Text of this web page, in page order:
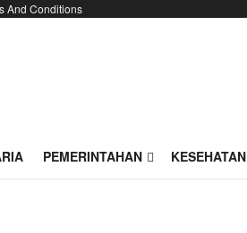
And Conditions
PEMERINTAHAN KESEHATAN